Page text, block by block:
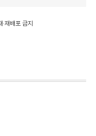
재배포 금지